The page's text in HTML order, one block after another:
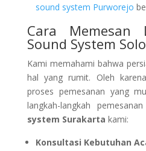
sound system Purworejo
Cara Memesan
Sound System Solo
Kami memahami bahwa
hal yang rumit. Oleh
proses pemesanan yang
langkah-langkah
system Surakarta kami:
Konsultasi Kebutuhan